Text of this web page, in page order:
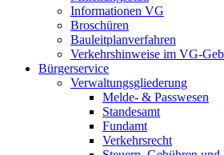
Informationen VG
Broschüren
Bauleitplanverfahren
Verkehrshinweise im VG-
Bürgerservice
Verwaltungsgliederung
Melde- & Passwesen
Standesamt
Fundamt
Verkehrsrecht